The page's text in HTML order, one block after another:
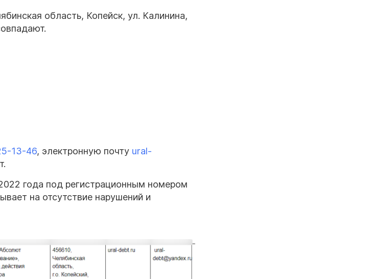
область, Копейск, ул. Калинина,
13-46, электронную почту ural-
года под регистрационным номером
на отсутствие нарушений и